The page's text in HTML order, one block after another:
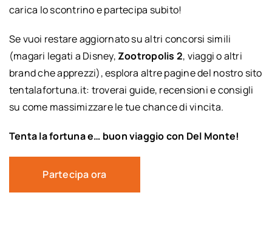
carica lo scontrino e partecipa subito!
Se vuoi restare aggiornato su altri concorsi simili
(magari legati a Disney, Zootropolis 2, viaggi o altri
brand che apprezzi), esplora altre pagine del nostro sito
tentalafortuna.it: troverai guide, recensioni e consigli
su come massimizzare le tue chance di vincita.
Tenta la fortuna e… buon viaggio con Del Monte!
Partecipa ora